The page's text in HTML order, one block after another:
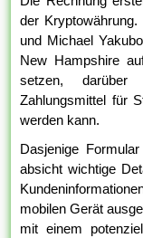
der
und Michael
New Hampshire
setzen, darüber
Zahlungsmittel für
werden kann.
Dasjenige
absicht wichtige
mobilen Gerät
mit einem